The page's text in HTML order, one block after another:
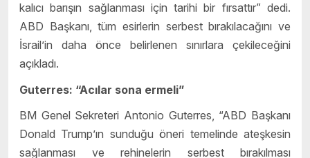
kalıcı barışın sağlanması için tarihi bir fırsattır” dedi.
ABD Başkanı, tüm esirlerin serbest bırakılacağını ve
İsrail’in daha önce belirlenen sınırlara çekileceğini
açıkladı.
Guterres: “Acılar sona ermeli”
BM Genel Sekreteri Antonio Guterres, “ABD Başkanı
Donald Trump’ın sunduğu öneri temelinde ateşkesin
sağlanması ve rehinelerin serbest bırakılması